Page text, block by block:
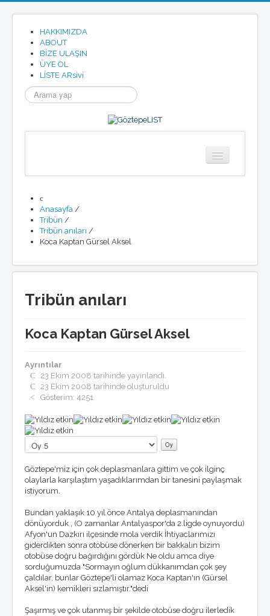
HAKKIMIZDA
ABOUT
BİZE ULAŞIN
ÜYE OL
LÍSTE ARsivi
arama...
Anasayfa
Tarihimizden
Göztepe SK Tüzügü
Göztepe Marşı
Resmi Site
GöztepeLIST
Künye/temsilcilikler
GöztepeLIST'e Katkı
Ödüller
Basın bildirileri
Nasıl üye olurum ?
Röportajlar
Tribün
Tribün anıları
Tribün besteleri
Tezahürat Kayıtları
Multimedya
Göztepe TV
Foto Galeri
Masaüstü Resimler
Winamp Skinleri
Ekran Koruyucu
KÖŞE YAZILARI
O.Reşat Sipahi
Anasayfa /
Tribün /
Tribün anıları /
Koca Kaptan Gürsel Aksel
Tribün anıları
Koca Kaptan Gürsel Aksel
Ayrıntılar
23 Ekim 2008 tarihinde yayınlandı.
23 Ekim 2008 tarihinde oluşturuldu
Gösterim: 4251
Kullanıcı
Oyu:5/ 5
Lütfen
oylayın
Göztepe'miz için çok deplasmanlara gittim ve çok ilginç
olaylarla karşılaştım yaşadıklarımdan bir tanesini paylaşmak
istiyorum.
Bundan yaklaşık 10 yıl önce Antalya deplasmanından
dönüyorduk , (O zamanlar Antalyaspor'da 2.ligde oynuyordu)
Afyon'un Dazkırı ilçesinde mola verdik İhtiyaclarımızı
giderdikten sonra otobüse dönerken bir bakkalın bizim
otobüse doğru bağırdığını gördük Ne oldu amca diye
sorduğumuzda "Sormayın oğlum dükkanımdan çok şey
çaldılar, bunlar Göztepe'li olamaz Koca Kaptan'ın (Gürsel
Aksel'in) kemikleri sızlamıştır."dedi
Şaşırmış ve çok utanmış bir şekilde otobüse doğru ilerledik